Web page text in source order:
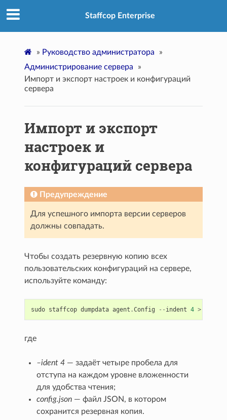
Staffcop Enterprise
» Руководство администратора
»
Администрирование сервера
»
Импорт и экспорт настроек и конфигураций
сервера
Импорт и экспорт
настроек и
конфигураций сервера
Предупреждение
Для успешного импорта версии серверов
должны совпадать.
Чтобы создать резервную копию всех
пользовательских конфигураций на сервере,
используйте команду:
sudo staffcop dumpdata agent .Config -- indent 4 >
где
–ident 4 — задаёт четыре пробела для
отступа на каждом уровне вложенности
для удобства чтения;
config.json — файл JSON, в котором
сохранится резервная копия.